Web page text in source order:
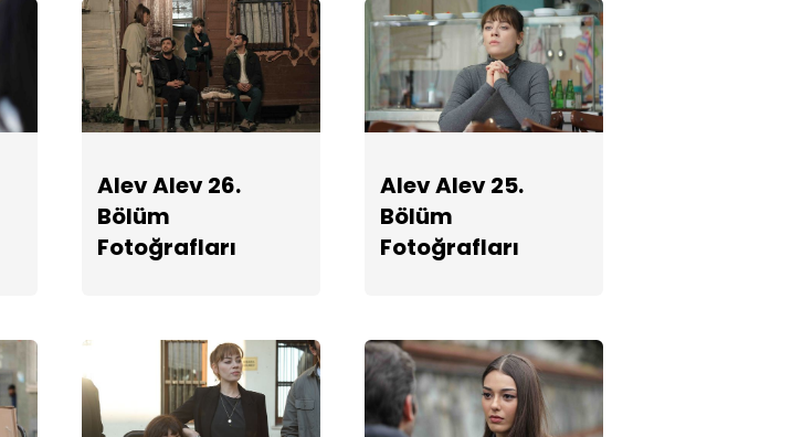
Alev Alev 20.
Bölüm
Fotoğrafları
Bölüm
Fotoğrafları
Alev Alev 26.
Bölüm
Fotoğrafları
Alev Alev 25.
Bölüm
Fotoğrafları